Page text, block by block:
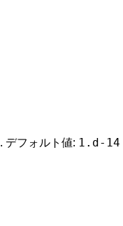
デフォルト値: 1.d-14